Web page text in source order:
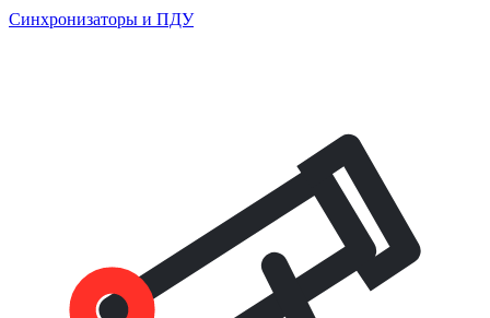
Синхронизаторы и ПДУ